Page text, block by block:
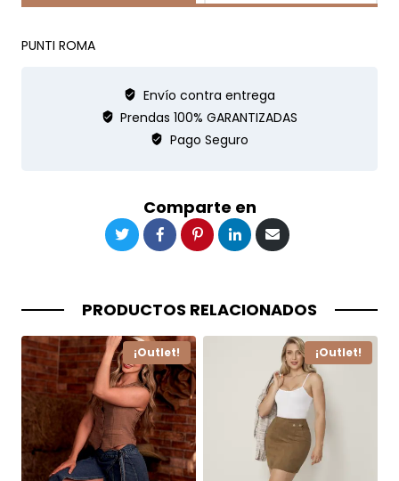
PUNTI ROMA
Envío contra entrega
Prendas 100% GARANTIZADAS
Pago Seguro
Comparte en
Compartir
en
Compartir
en
Compartir
en
Compartir
en
Compartir
por
¡Outlet! ¡Outlet!